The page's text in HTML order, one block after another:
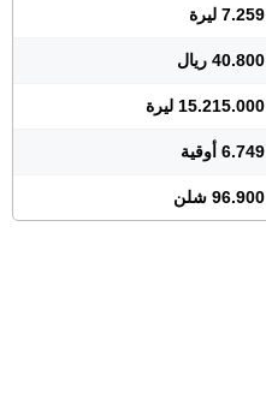
7.259 ليرة
40.800 ريال
15.215.000 ليرة
6.749 أوقية
96.900 شلن